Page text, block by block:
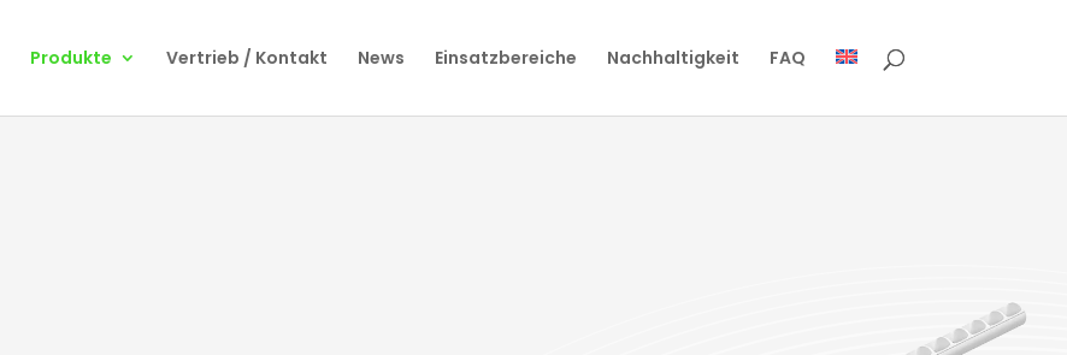
Produkte Vertrieb / Kontakt News Einsatzbereiche Nachhaltigkeit FAQ